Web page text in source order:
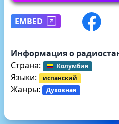
EMBED
Информация о
Страна:
Колумбия
Языки: испанский
Жанры: Духовная